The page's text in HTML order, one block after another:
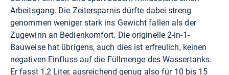
Arbeitsgang. Die Zeitersparnis dürfte dabei streng
genommen weniger stark ins Gewicht fallen als der
Zugewinn an Bedienkomfort. Die originelle 2-in-1-
Bauweise hat übrigens, auch dies ist erfreulich, keinen
negativen Einfluss auf die Füllmenge des Wassertanks.
Er fasst 1,2 Liter, ausreichend genug also für 10 bis 15